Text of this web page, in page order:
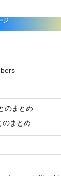
ジ
のまとめ
のまとめ